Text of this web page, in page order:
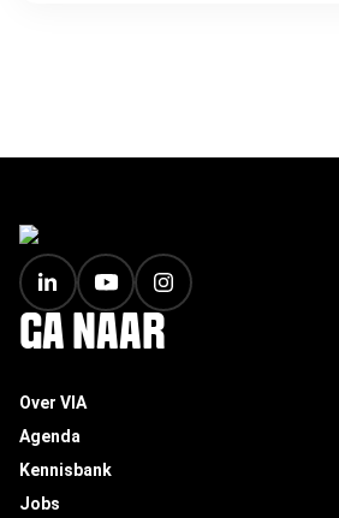
FOOTER
GA NAAR
Over VIA
Agenda
Kennisbank
Jobs